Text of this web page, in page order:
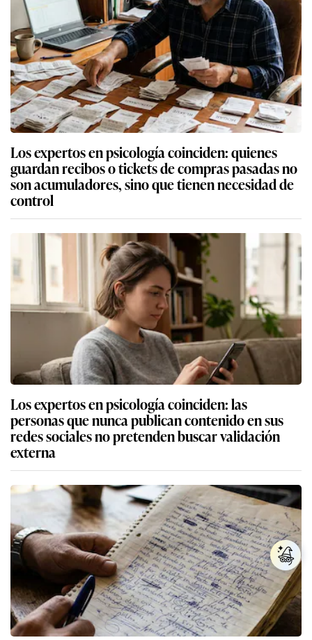
Los expertos en psicología coinciden: quienes
guardan recibos o tickets de compras pasadas no
son acumuladores, sino que tienen necesidad de
control
Los expertos en psicología coinciden: las
personas que nunca publican contenido en sus
redes sociales no pretenden buscar validación
externa